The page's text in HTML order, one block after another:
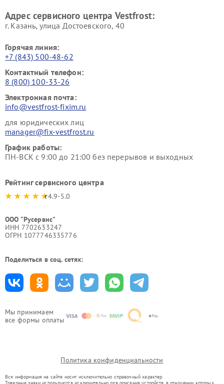
Мы принимаем
все формы оплаты
Адрес сервисного центра Vestfrost:
г. Казань, улица Достоевского, 40
Горячая линия:
+7 (843) 500-48-62
Контактный телефон:
8 (800) 100-33-26
Электронная почта:
info@vestfrost-fixim.ru
для юридических лиц
manager@fix-vestfrost.ru
График работы:
ПН-ВСК с 9:00 до 21:00 без перерывов и выходных
Рейтинг сервисного центра
4.9-5.0
ООО "Русервис"
ИНН 7702633247
ОГРН 1077746335776
Поделиться в соц. сетях:
Политика конфиденциальности
Вся информация на сайте носит исключительно справочный характер.